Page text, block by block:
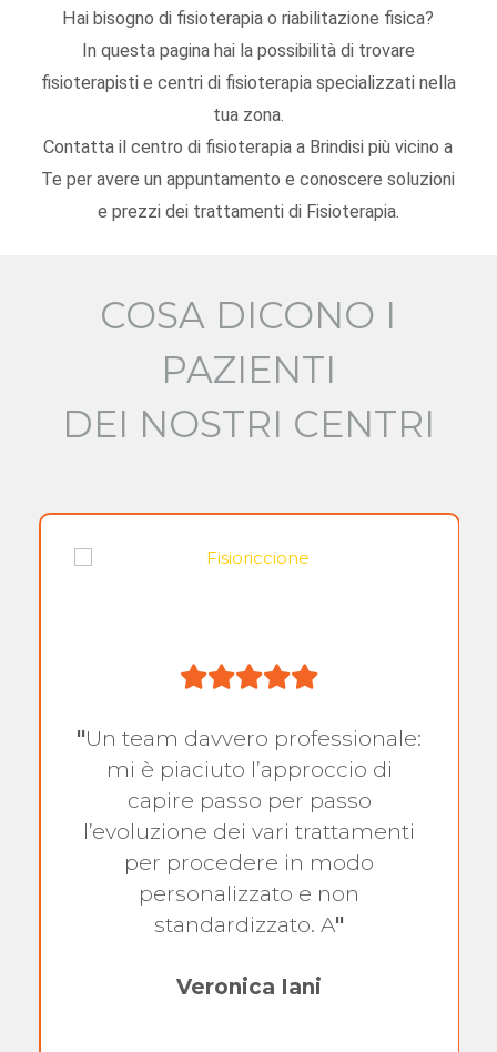
Hai bisogno di fisioterapia o riabilitazione fisica?
In questa pagina hai la possibilità di trovare
fisioterapisti e centri di fisioterapia specializzati nella
tua zona.
Contatta il centro di fisioterapia a Brindisi più vicino a
Te per avere un appuntamento e conoscere soluzioni
e prezzi dei trattamenti di Fisioterapia.
COSA DICONO I
PAZIENTI
DEI NOSTRI CENTRI
"Un team davvero professionale:
mi è piaciuto l’approccio di
capire passo per passo
l’evoluzione dei vari trattamenti
per procedere in modo
personalizzato e non
standardizzato. A"
Veronica Iani